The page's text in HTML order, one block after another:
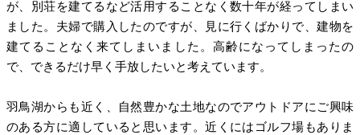
が、別荘を建てるなど活用することなく数十年が経ってしまい
ました。夫婦で購入したのですが、見に行くばかりで、建物を
建てることなく来てしまいました。高齢になってしまったの
で、できるだけ早く手放したいと考えています。
羽鳥湖からも近く、自然豊かな土地なのでアウトドアにご興味
のある方に適していると思います。近くにはゴルフ場もありま